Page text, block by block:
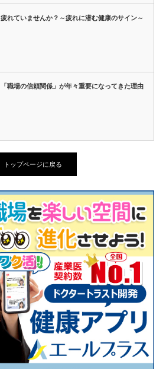
疲れていませんか？～疲れに潜む健康のサイン～
「職場の信頼関係」が年々重要になってきた理由
トップページに戻る